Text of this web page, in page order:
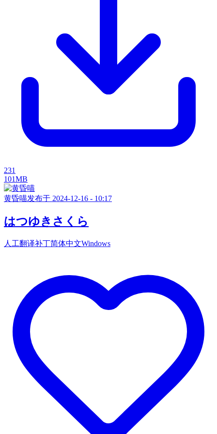
231
101MB
黄昏喵发布于 2024-12-16 - 10:17
はつゆきさくら
人工翻译补丁简体中文Windows